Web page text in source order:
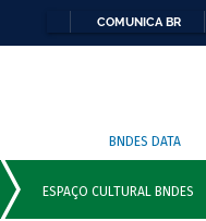
COMUNICA BR
BNDES DATA